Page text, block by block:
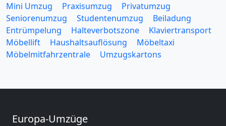
Mini Umzug
Praxisumzug
Privatumzug
Seniorenumzug
Studentenumzug
Beiladung
Entrümpelung
Halteverbotszone
Klaviertransport
Möbellift
Haushaltsauflösung
Möbeltaxi
Möbelmitfahrzentrale
Umzugskartons
Europa-Umzüge